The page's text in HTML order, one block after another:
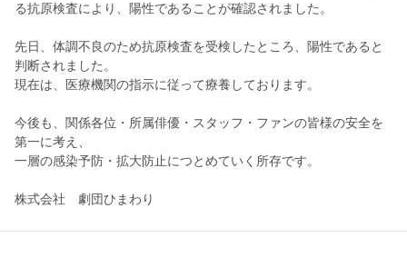
る抗原検査により、陽性であることが確認されました。
先日、体調不良のため抗原検査を受検したところ、陽性であると
判断されました。
現在は、医療機関の指示に従って療養しております。
今後も、関係各位・所属俳優・スタッフ・ファンの皆様の安全を
第一に考え、
一層の感染予防・拡大防止につとめていく所存です。
株式会社 劇団ひまわり